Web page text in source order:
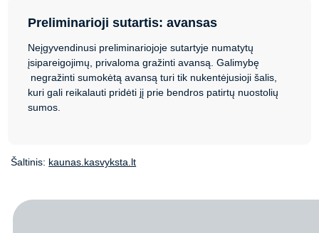
Preliminarioji sutartis: avansas
Neįgyvendinusi preliminariojoje sutartyje numatytų
įsipareigojimų, privaloma gražinti avansą. Galimybę
negražinti sumokėtą avansą turi tik nukentėjusioji šalis,
kuri gali reikalauti pridėti jį prie bendros patirtų nuostolių
sumos.
Šaltinis: kaunas.kasvyksta.lt